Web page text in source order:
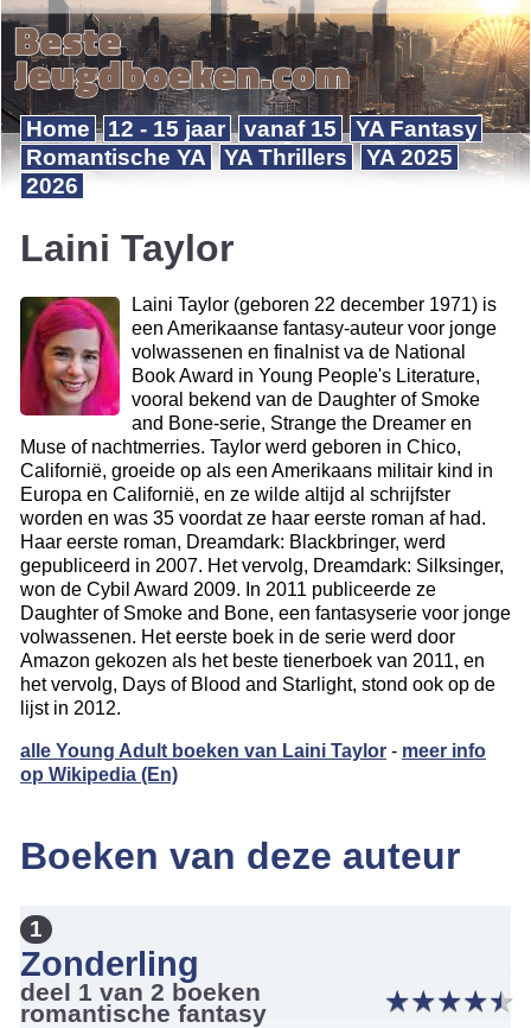
Home 12 - 15 jaar vanaf 15
YA Fantasy
Romantische YA
YA Thrillers
YA 2025
2026
Laini Taylor
Laini Taylor (geboren 22 december 1971) is
een Amerikaanse fantasy-auteur voor jonge
volwassenen en finalnist va de National
Book Award in Young People's Literature,
vooral bekend van de Daughter of Smoke
and Bone-serie, Strange the Dreamer en
Muse of nachtmerries. Taylor werd geboren in Chico,
Californië, groeide op als een Amerikaans militair kind in
Europa en Californië, en ze wilde altijd al schrijfster
worden en was 35 voordat ze haar eerste roman af had.
Haar eerste roman, Dreamdark: Blackbringer, werd
gepubliceerd in 2007. Het vervolg, Dreamdark: Silksinger,
won de Cybil Award 2009. In 2011 publiceerde ze
Daughter of Smoke and Bone, een fantasyserie voor jonge
volwassenen. Het eerste boek in de serie werd door
Amazon gekozen als het beste tienerboek van 2011, en
het vervolg, Days of Blood and Starlight, stond ook op de
lijst in 2012.
alle Young Adult boeken van Laini Taylor - meer info
op Wikipedia (En)
Boeken van deze auteur
1
Zonderling
★★★★★
★★★★★
deel 1 van 2 boeken
romantische fantasy